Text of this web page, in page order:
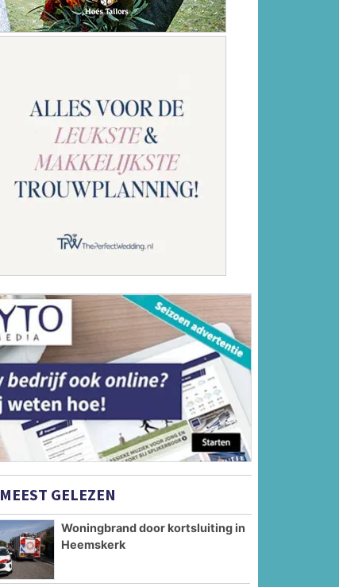
MEEST GELEZEN
Woningbrand door kortsluiting in
Heemskerk